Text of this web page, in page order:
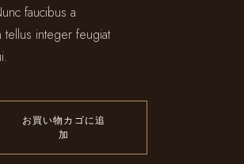
faucibus a
integer feugiat
お買い物カゴに追
加